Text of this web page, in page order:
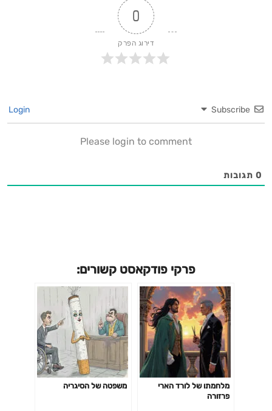
0
דירוג הפרק
Subscribe
Please login to comment
0 תגובות
פרקי פודקאסט קשורים:
מלחמתו של לורד הארי
פרזורה
משפטה של הסיגריה